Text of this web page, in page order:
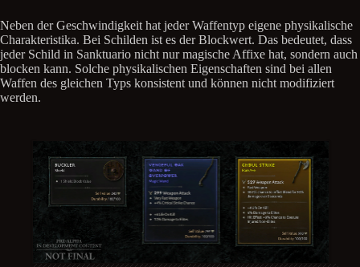
Neben der Geschwindigkeit hat jeder Waffentyp eigene physikalische
Charakteristika. Bei Schilden ist es der Blockwert. Das bedeutet, dass
jeder Schild in Sanktuario nicht nur magische Affixe hat, sondern auch
blocken kann. Solche physikalischen Eigenschaften sind bei allen
Waffen des gleichen Typs konsistent und können nicht modifiziert
werden.